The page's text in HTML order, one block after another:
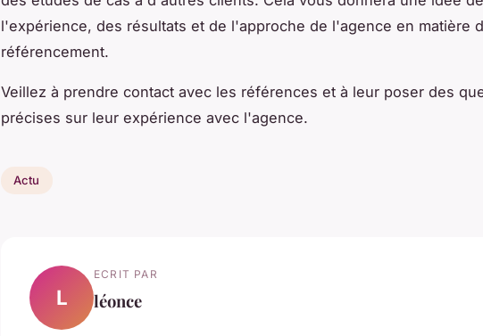
l'expérience, des résultats et de l'approche de l'agence en matière
référencement.
Veillez à prendre contact avec les références et à leur poser des
précises sur leur expérience avec l'agence.
Actu
L
ECRIT PAR
léonce